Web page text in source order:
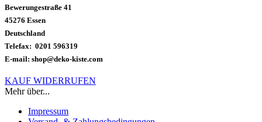
Bewerungestraße 41
45276 Essen
Deutschland
Telefax: 0201 596319
E-mail: shop@deko-kiste.com
KAUF WIDERRUFEN
Mehr über...
Impressum